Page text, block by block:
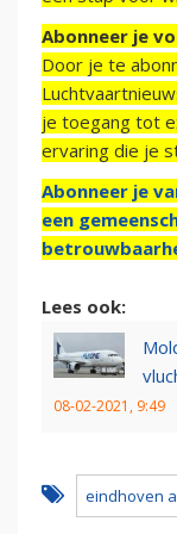
Abonneer je
Door je te
je toegang tot
ervaring die je
Abonneer je
een
Lees ook:
08-02-2021, 9:49
eindhoven